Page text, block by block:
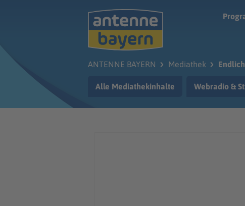
ANTENNE BAYERN Mediathek
Alle Mediathekinhalte Webradio &